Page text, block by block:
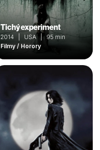
Tichý experiment
2014 | USA | 95 min
Filmy / Horory